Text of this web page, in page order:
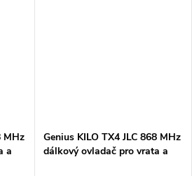
MHz
a
Genius KILO TX4 JLC 868 MHz
dálkový ovladač pro vrata a